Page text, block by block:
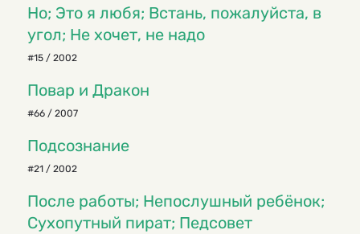
Но; Это я любя; Встань, пожалуйста, в
угол; Не хочет, не надо
#15 / 2002
Повар и Дракон
#66 / 2007
Подсознание
#21 / 2002
После работы; Непослушный ребёнок;
Сухопутный пират; Педсовет